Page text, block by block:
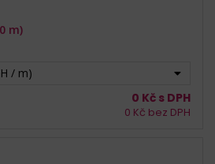
/ m)
m)
0 Kč s DPH
0 Kč bez DPH